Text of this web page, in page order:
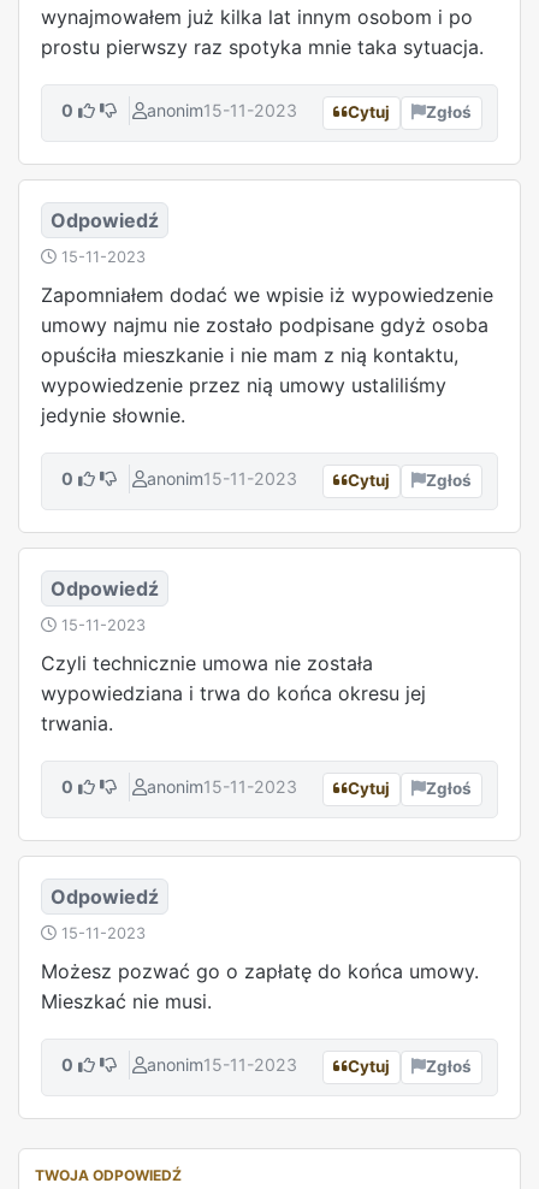
wynajmowałem już kilka lat innym osobom i po
prostu pierwszy raz spotyka mnie taka sytuacja.
0 anonim15-11-2023 Cytuj Zgłoś
Odpowiedź
15-11-2023
Zapomniałem dodać we wpisie iż wypowiedzenie
umowy najmu nie zostało podpisane gdyż osoba
opuściła mieszkanie i nie mam z nią kontaktu,
wypowiedzenie przez nią umowy ustaliliśmy
jedynie słownie.
0 anonim15-11-2023 Cytuj Zgłoś
Odpowiedź
15-11-2023
Czyli technicznie umowa nie została
wypowiedziana i trwa do końca okresu jej
trwania.
0 anonim15-11-2023 Cytuj Zgłoś
Odpowiedź
15-11-2023
Możesz pozwać go o zapłatę do końca umowy.
Mieszkać nie musi.
0 anonim15-11-2023 Cytuj Zgłoś
TWOJA ODPOWIEDŹ